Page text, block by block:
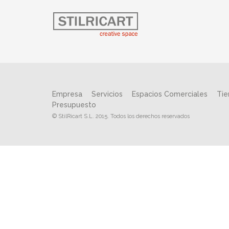
Empresa Servicios Espacios Comerciales
Presupuesto
© StilRicart S.L. 2015. Todos los derechos reservados